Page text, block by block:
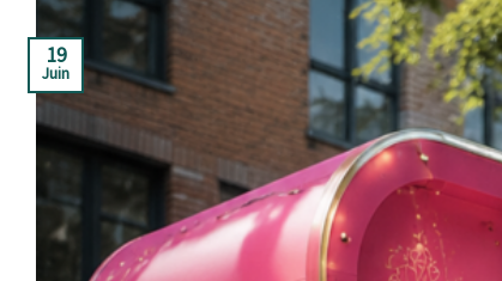
19
Juin